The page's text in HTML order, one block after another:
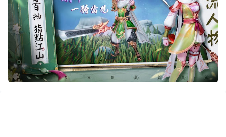
三國一下，暢玩一下